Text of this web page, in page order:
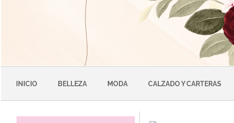
INICIO BELLEZA MODA CALZADO Y CARTERAS